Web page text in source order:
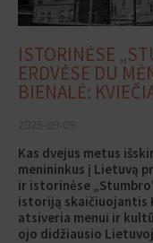
ISTORINĖSE
ERDVĖSE DU
BIENALĖ:
Kas dvejus metus
menininkus į Lietuvą
ir istorinėse
istoriją skaičiuojantis
atsiveria menui ir
ojo didžiausio